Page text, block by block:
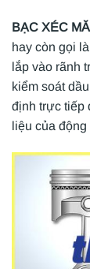
BẠC XÉC
hay còn gọi
lắp vào rãnh
kiểm soát
định trực tiếp
liệu của động